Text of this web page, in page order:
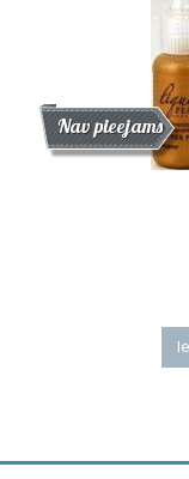
Atlaide
Jaunums
Nav pieejams